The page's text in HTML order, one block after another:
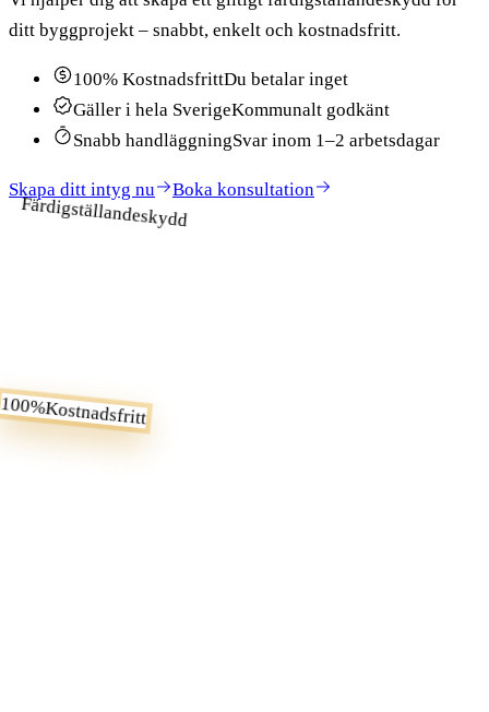
ditt byggprojekt – snabbt, enkelt och kostnadsfritt.
100% KostnadsfrittDu betalar inget
Gäller i hela SverigeKommunalt godkänt
Snabb handläggningSvar inom 1–2 arbetsdagar
Skapa ditt intyg nu Boka konsultation
Färdigställandeskydd
100%Kostnadsfritt